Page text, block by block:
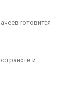
готовится
и